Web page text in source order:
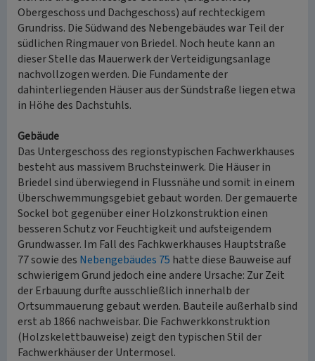
Obergeschoss und Dachgeschoss) auf rechteckigem
Grundriss. Die Südwand des Nebengebäudes war Teil der
südlichen Ringmauer von Briedel. Noch heute kann an
dieser Stelle das Mauerwerk der Verteidigungsanlage
nachvollzogen werden. Die Fundamente der
dahinterliegenden Häuser aus der Sündstraße liegen etwa
in Höhe des Dachstuhls.
Gebäude
Das Untergeschoss des regionstypischen Fachwerkhauses
besteht aus massivem Bruchsteinwerk. Die Häuser in
Briedel sind überwiegend in Flussnähe und somit in einem
Überschwemmungsgebiet gebaut worden. Der gemauerte
Sockel bot gegenüber einer Holzkonstruktion einen
besseren Schutz vor Feuchtigkeit und aufsteigendem
Grundwasser. Im Fall des Fachkwerkhauses Hauptstraße
77 sowie des Nebengebäudes 75 hatte diese Bauweise auf
schwierigem Grund jedoch eine andere Ursache: Zur Zeit
der Erbauung durfte ausschließlich innerhalb der
Ortsummauerung gebaut werden. Bauteile außerhalb sind
erst ab 1866 nachweisbar. Die Fachwerkkonstruktion
(Holzskelettbauweise) zeigt den typischen Stil der
Fachwerkhäuser der Untermosel.